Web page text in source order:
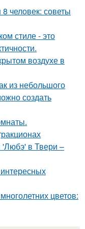
человек: советы
стиле - это
воздухе в
из небольшого
создать
в Твери –
цветов: